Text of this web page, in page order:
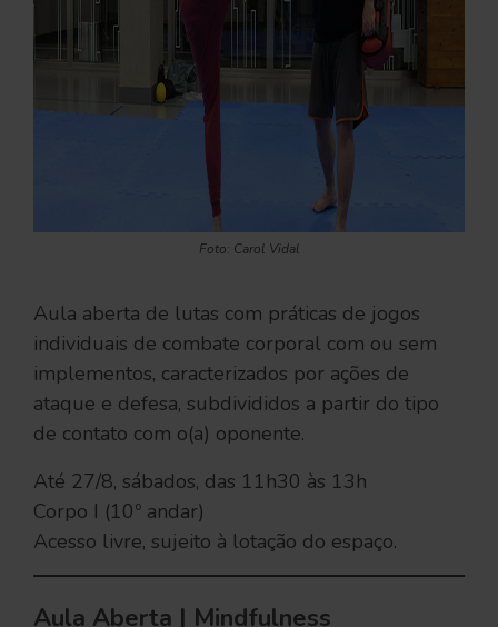
Foto: Carol Vidal
Aula aberta de lutas com práticas de jogos
individuais de combate corporal com ou sem
implementos, caracterizados por ações de
ataque e defesa, subdivididos a partir do tipo
de contato com o(a) oponente.
Até 27/8, sábados, das 11h30 às 13h
Corpo I (10º andar)
Acesso livre, sujeito à lotação do espaço.
Aula Aberta | Mindfulness